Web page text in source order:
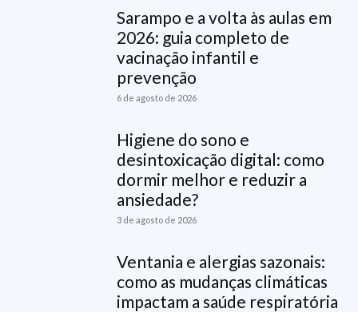
Sarampo e a volta às aulas em
2026: guia completo de
vacinação infantil e
prevenção
6 de agosto de 2026
Higiene do sono e
desintoxicação digital: como
dormir melhor e reduzir a
ansiedade?
3 de agosto de 2026
Ventania e alergias sazonais:
como as mudanças climáticas
impactam a saúde respiratória